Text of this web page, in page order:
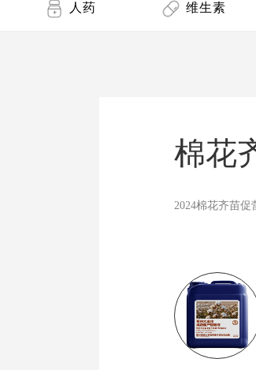
人药 维生素
棉花
2024棉花齐苗促